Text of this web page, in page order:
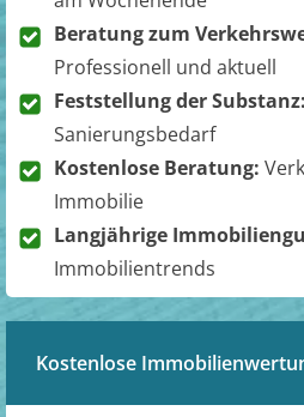
Beratung zum
Professionell und aktuell
Feststellung der Substanz:
Sanierungsbedarf
Kostenlose Beratung:
Immobilie
Langjährige
Immobilientrends
Kostenlose